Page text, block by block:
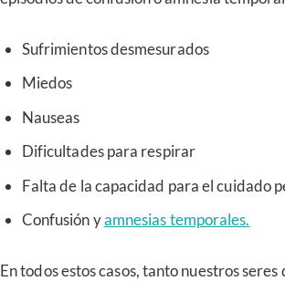
Sufrimientos desmesurados
Miedos
Nauseas
Dificultades para respirar
Falta de la capacidad para el cuidado
Confusión yamnesias temporales.
En todos estos casos, tanto nuestros